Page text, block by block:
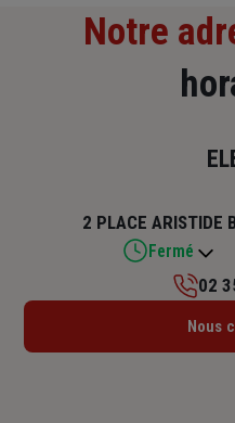
Notre
2 PLACE ARISTIDE
Fermé
Lundi :
02
Nous